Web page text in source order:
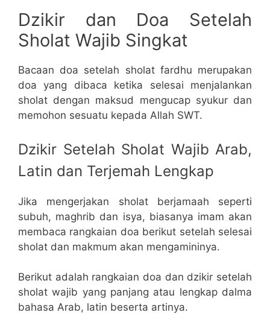
Dzikir dan Doa Setelah
Sholat Wajib Singkat
Bacaan doa setelah sholat fardhu merupakan
doa yang dibaca ketika selesai menjalankan
sholat dengan maksud mengucap syukur dan
memohon sesuatu kepada Allah SWT.
Dzikir Setelah Sholat Wajib Arab,
Latin dan Terjemah Lengkap
Jika mengerjakan sholat berjamaah seperti
subuh, maghrib dan isya, biasanya imam akan
membaca rangkaian doa berikut setelah selesai
sholat dan makmum akan mengamininya.
Berikut adalah rangkaian doa dan dzikir setelah
sholat wajib yang panjang atau lengkap dalma
bahasa Arab, latin beserta artinya.